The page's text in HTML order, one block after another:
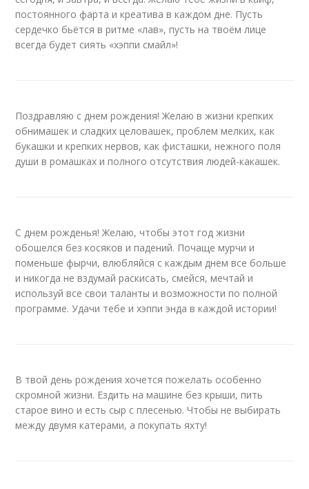
постоянного фарта и креатива в каждом дне. Пусть
сердечко бьётся в ритме «лав», пусть на твоём лице
всегда будет сиять «хэппи смайл»!
Поздравляю с днем рождения! Желаю в жизни крепких
обнимашек и сладких целовашек, проблем мелких, как
букашки и крепких нервов, как фисташки, нежного поля
души в ромашках и полного отсутствия людей-какашек.
С днем рожденья! Желаю, чтобы этот год жизни
обошелся без косяков и падений. Почаще мурчи и
поменьше фырчи, влюбляйся с каждым днем все больше
и никогда не вздумай раскисать, смейся, мечтай и
используй все свои таланты и возможности по полной
программе. Удачи тебе и хэппи энда в каждой истории!
В твой день рождения хочется пожелать особенно
скромной жизни. Ездить на машине без крыши, пить
старое вино и есть сыр с плесенью. Чтобы не выбирать
между двумя катерами, а покупать яхту!